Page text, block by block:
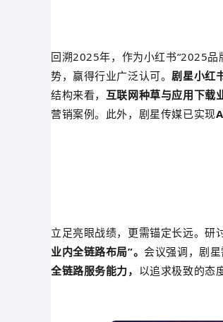
回溯2025年， 作为小红书“2025品
势，赢得行业广泛认可。剧星小红
结构来看， 互联网种草与应用下载
营销案例。 此外，剧星传媒已实现
立足亮眼战绩，更需锚定长远。研
业内全链路布局”。会议强调，剧
全链路服务能力， 以追求极致的态